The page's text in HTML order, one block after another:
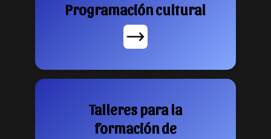
Programación cultural
Talleres para la
formación de